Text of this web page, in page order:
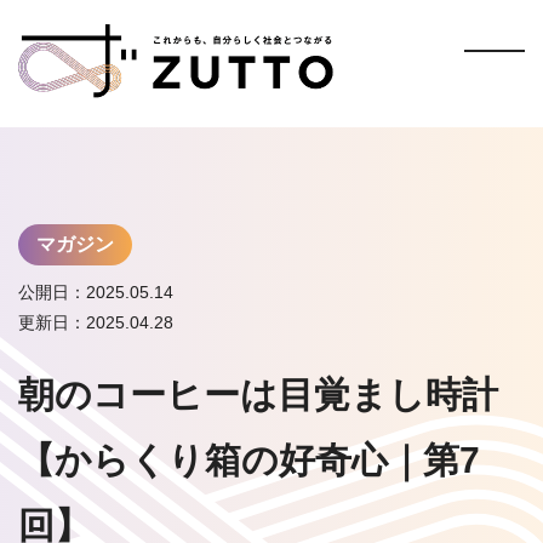
マガジン
公開日：2025.05.14
更新日：2025.04.28
朝のコーヒーは目覚まし時計
【からくり箱の好奇心｜第7
回】